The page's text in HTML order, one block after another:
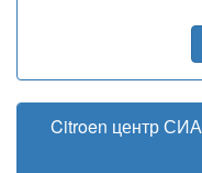
Citroen центр